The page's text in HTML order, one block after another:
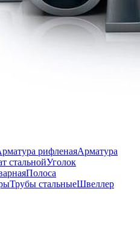
рифленаяАрматура
стальнойУголок
Полоса
Трубы стальныеШвеллер